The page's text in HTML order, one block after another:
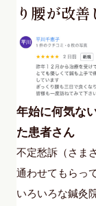
り腰が改
年始に何気な
た患者さん
不定愁訴（さま
通わせてもらっ
いろいろな鍼灸